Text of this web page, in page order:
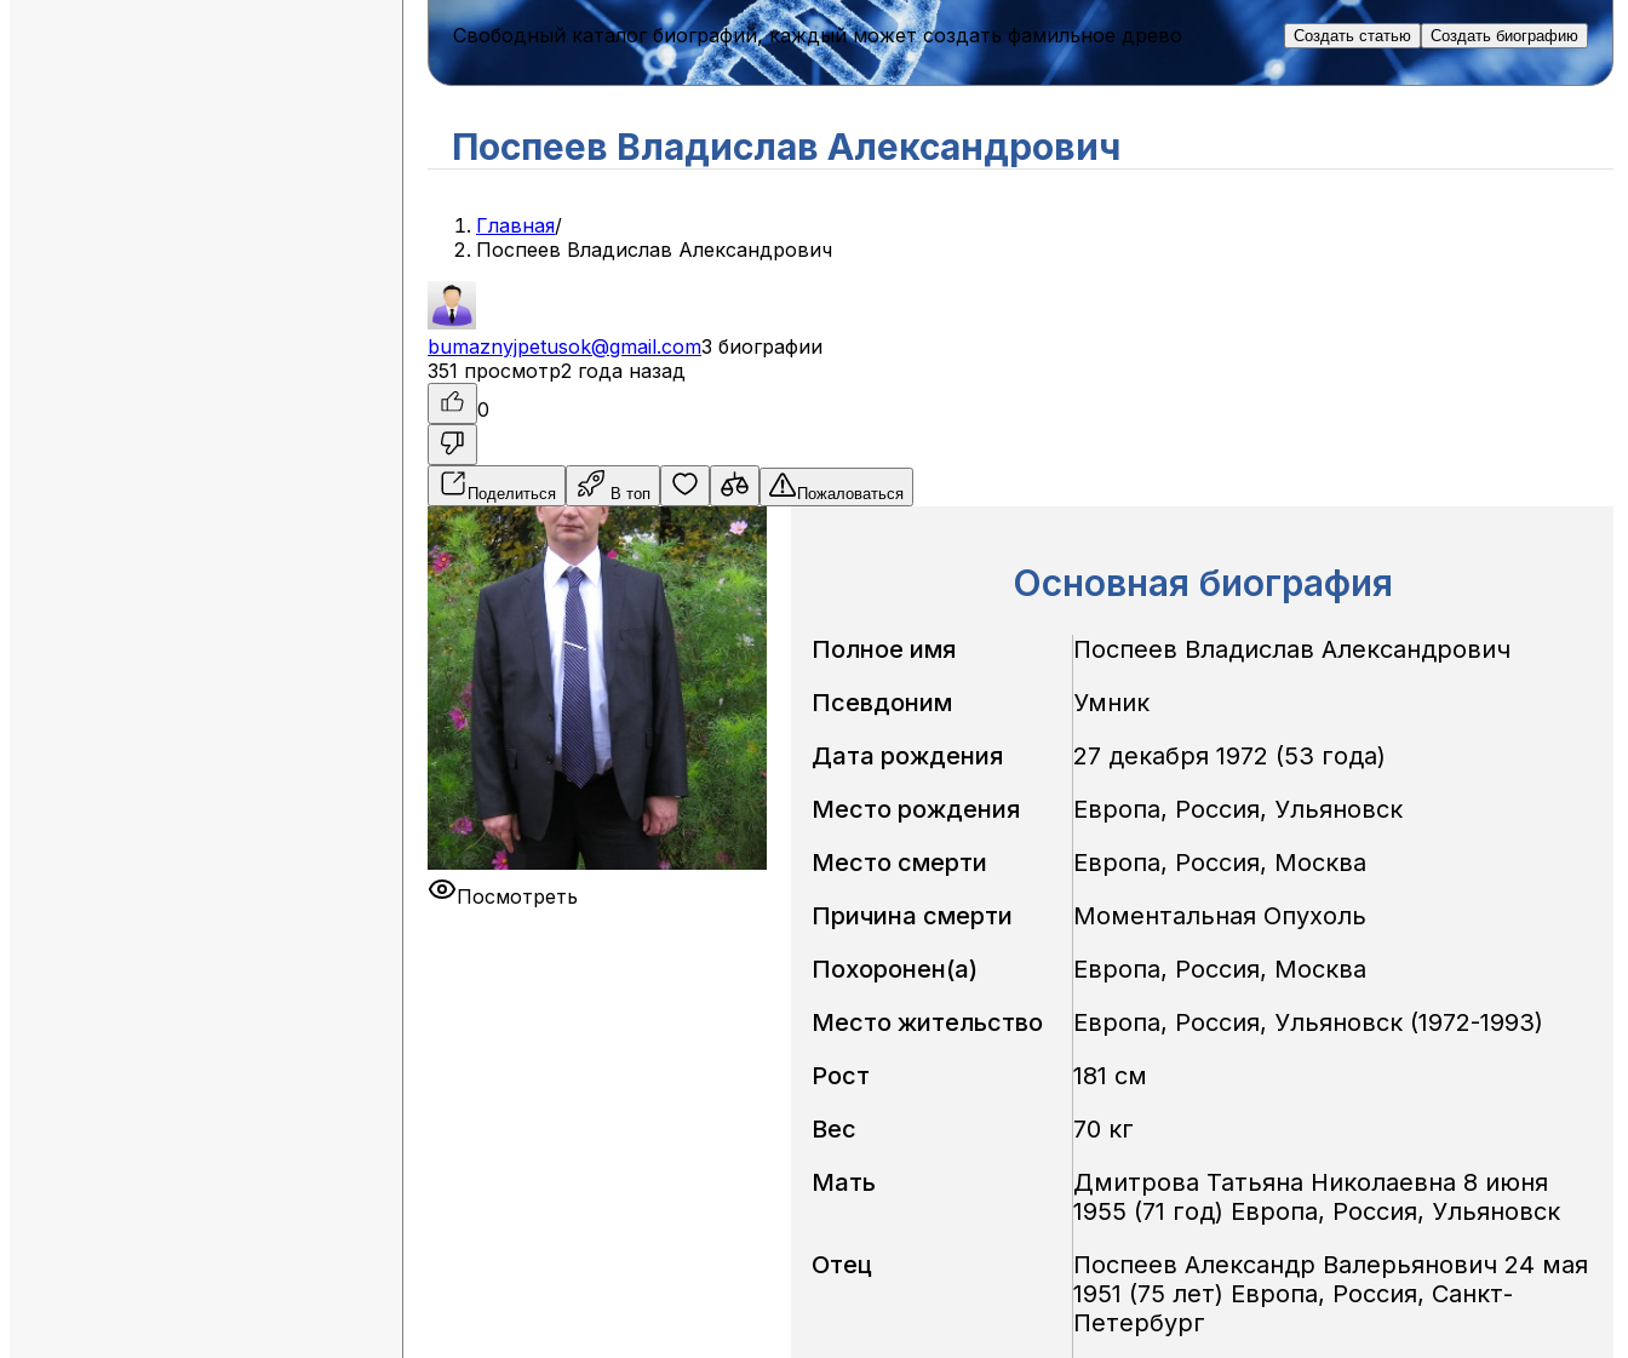
Свободный каталог биографий, каждый может создать фамильное древо Создать статью Создать биографию
Поспеев Владислав Александрович
Главная/
Поспеев Владислав Александрович
bumaznyjpetusok@gmail.com3 биографии
351 просмотр2 года назад
0
Поделиться В топ Пожаловаться
Посмотреть
Основная биография
Полное имя
Поспеев Владислав Александрович
Псевдоним
Умник
Дата рождения
27 декабря 1972 (53 года)
Место рождения
Европа, Россия, Ульяновск
Место смерти
Европа, Россия, Москва
Причина смерти
Моментальная Опухоль
Похоронен(a)
Европа, Россия, Москва
Место жительство
Европа, Россия, Ульяновск (1972-1993)
Рост
181 см
Вес
70 кг
Мать
Дмитрова Татьяна Николаевна 8 июня
1955 (71 год) Европа, Россия, Ульяновск
Отец
Поспеев Александр Валерьянович 24 мая
1951 (75 лет) Европа, Россия, Санкт-
Петербург